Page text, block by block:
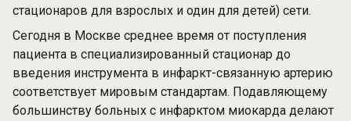
стационаров для взрослых и один для детей) сети.
Сегодня в Москве среднее время от поступления
пациента в специализированный стационар до
введения инструмента в инфаркт-связанную артерию
соответствует мировым стандартам. Подавляющему
большинству больных с инфарктом миокарда делают